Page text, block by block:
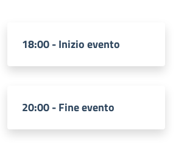
18:00 - Inizio evento
20:00 - Fine evento